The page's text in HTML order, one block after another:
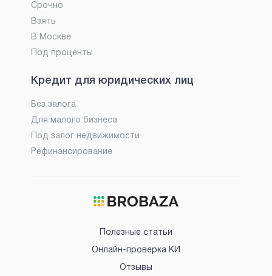
Срочно
Взять
В Москве
Под проценты
Кредит для юридических лиц
Без залога
Для малого бизнеса
Под залог недвижимости
Рефинансирование
Полезные статьи
Онлайн-проверка КИ
Отзывы